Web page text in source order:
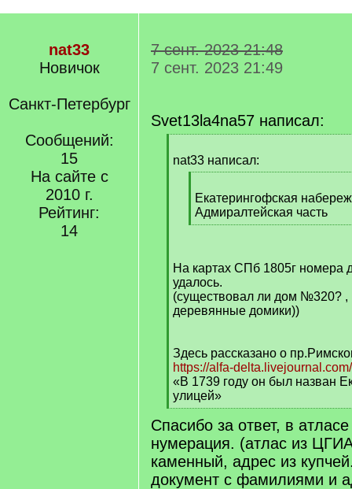
nat33
Новичок
Санкт-Петербург
Сообщений:
15
На сайте с
2010 г.
Рейтинг:
14
7 сент. 2023 21:48
7 сент. 2023 21:49
Svet13la4na57 написал:
q
nat33 написал:
q
]
Екатерингофская
Адмиралтейская часть
[
]
На картах СПб 1805г номера
удалось.
(существовал ли дом №320? ,
деревянные домики))
Здесь рассказано о
https://alfa-
«В 1739 году он был назван
улицей»
[
/
q
]
Спасибо за ответ, в
нумерация. (атлас из
каменный, адрес из
документ с фамилиями и